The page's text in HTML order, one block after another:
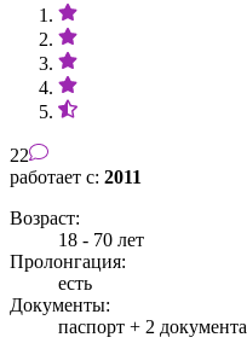
22
работает с: 2011
Возраст:
18 - 70 лет
Пролонгация:
есть
Документы:
паспорт + 2 документа